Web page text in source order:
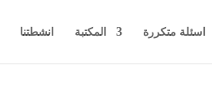
انشطتنا المكتبة اسئلة متكررة